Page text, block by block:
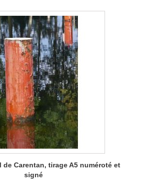
de Carentan, tirage A5 numéroté et
signé